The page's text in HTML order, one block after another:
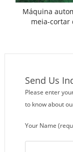
Máquina
meia-cortar
Send Us
Please enter
to know about
Your Name